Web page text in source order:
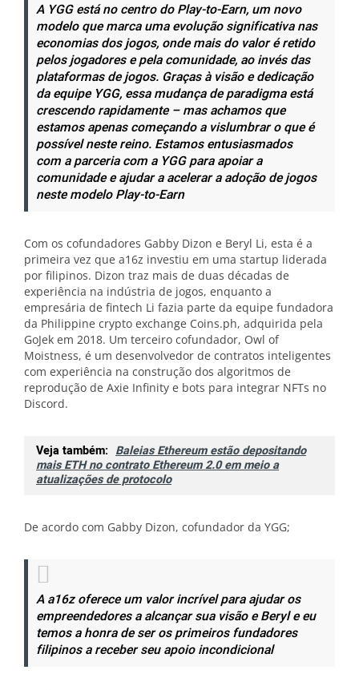
A YGG está no centro do Play-to-Earn, um novo
modelo que marca uma evolução significativa nas
economias dos jogos, onde mais do valor é retido
pelos jogadores e pela comunidade, ao invés das
plataformas de jogos. Graças à visão e dedicação
da equipe YGG, essa mudança de paradigma está
crescendo rapidamente – mas achamos que
estamos apenas começando a vislumbrar o que é
possível neste reino. Estamos entusiasmados
com a parceria com a YGG para apoiar a
comunidade e ajudar a acelerar a adoção de jogos
neste modelo Play-to-Earn
Com os cofundadores Gabby Dizon e Beryl Li, esta é a
primeira vez que a16z investiu em uma startup liderada
por filipinos. Dizon traz mais de duas décadas de
experiência na indústria de jogos, enquanto a
empresária de fintech Li fazia parte da equipe fundadora
da Philippine crypto exchange Coins.ph, adquirida pela
GoJek em 2018. Um terceiro cofundador, Owl of
Moistness, é um desenvolvedor de contratos inteligentes
com experiência na construção dos algoritmos de
reprodução de Axie Infinity e bots para integrar NFTs no
Discord.
Veja também: Baleias Ethereum estão depositando
mais ETH no contrato Ethereum 2.0 em meio a
atualizações de protocolo
De acordo com Gabby Dizon, cofundador da YGG;
A a16z oferece um valor incrível para ajudar os
empreendedores a alcançar sua visão e Beryl e eu
temos a honra de ser os primeiros fundadores
filipinos a receber seu apoio incondicional